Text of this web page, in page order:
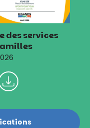
des services